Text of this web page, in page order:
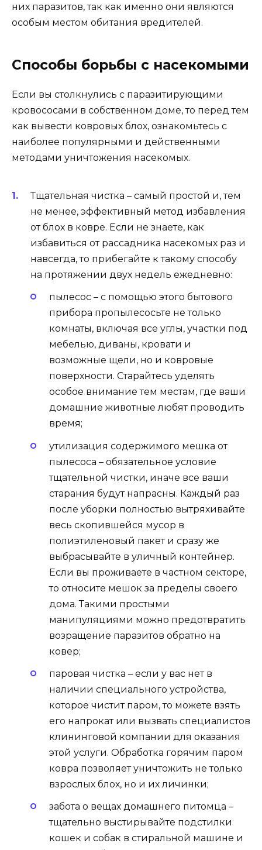
них паразитов, так как именно они являются
особым местом обитания вредителей.
Способы борьбы с насекомыми
Если вы столкнулись с паразитирующими
кровососами в собственном доме, то перед тем
как вывести ковровых блох, ознакомьтесь с
наиболее популярными и действенными
методами уничтожения насекомых.
Тщательная чистка – самый простой и, тем
не менее, эффективный метод избавления
от блох в ковре. Если не знаете, как
избавиться от рассадника насекомых раз и
навсегда, то прибегайте к такому способу
на протяжении двух недель ежедневно:
пылесос – с помощью этого бытового
прибора пропылесосьте не только
комнаты, включая все углы, участки под
мебелью, диваны, кровати и
возможные щели, но и ковровые
поверхности. Старайтесь уделять
особое внимание тем местам, где ваши
домашние животные любят проводить
время;
утилизация содержимого мешка от
пылесоса – обязательное условие
тщательной чистки, иначе все ваши
старания будут напрасны. Каждый раз
после уборки полностью вытряхивайте
весь скопившейся мусор в
полиэтиленовый пакет и сразу же
выбрасывайте в уличный контейнер.
Если вы проживаете в частном секторе,
то относите мешок за пределы своего
дома. Такими простыми
манипуляциями можно предотвратить
возращение паразитов обратно на
ковер;
паровая чистка – если у вас нет в
наличии специального устройства,
которое чистит паром, то можете взять
его напрокат или вызвать специалистов
клининговой компании для оказания
этой услуги. Обработка горячим паром
ковра позволяет уничтожить не только
взрослых блох, но и их личинки;
забота о вещах домашнего питомца –
тщательно выстирывайте подстилки
кошек и собак в стиральной машине и